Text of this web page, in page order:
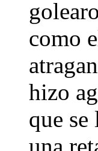
como
hizo
que
una